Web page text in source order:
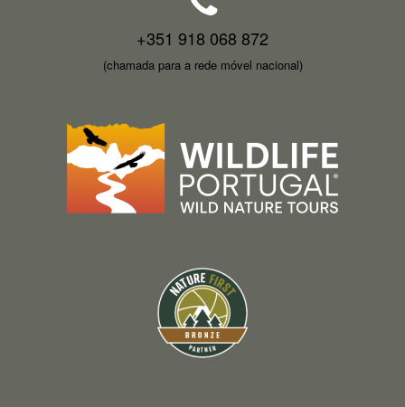
+351 918 068 872
(chamada para a rede móvel nacional)